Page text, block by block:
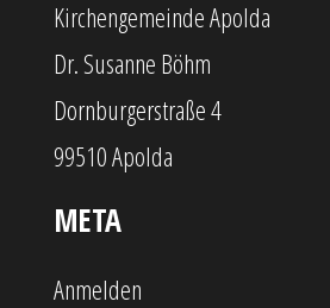
Kirchengemeinde Apolda
Dr. Susanne Böhm
Dornburgerstraße 4
99510 Apolda
META
Anmelden